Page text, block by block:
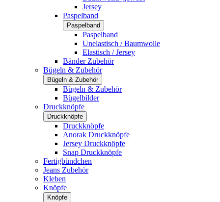
Jersey
Paspelband
Paspelband
Paspelband
Unelastisch / Baumwolle
Elastisch / Jersey
Bänder Zubehör
Bügeln & Zubehör
Bügeln & Zubehör
Bügeln & Zubehör
Bügelbilder
Druckknöpfe
Druckknöpfe
Druckknöpfe
Anorak Druckknöpfe
Jersey Druckknöpfe
Snap Druckknöpfe
Fertigbündchen
Jeans Zubehör
Kleben
Knöpfe
Knöpfe